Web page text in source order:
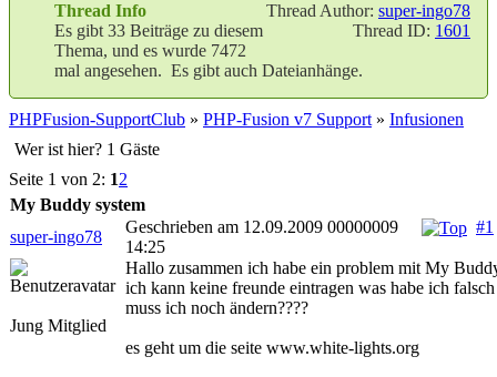
Thread Author: super-ingo78
Thread ID: 1601
Thread Info
Es gibt 33 Beiträge zu diesem
Thema, und es wurde 7472
mal angesehen. Es gibt auch Dateianhänge.
PHPFusion-SupportClub » PHP-Fusion v7 Support » Infusionen
Wer ist hier? 1 Gäste
Seite 1 von 2: 12
My Buddy system
super-ingo78
#1
Geschrieben am 12.09.2009 00000009
14:25
Jung Mitglied
Hallo zusammen ich habe ein problem mit My
ich kann keine freunde eintragen was habe ich
muss ich noch ändern????
es geht um die seite www.white-lights.org